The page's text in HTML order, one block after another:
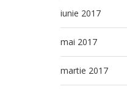
iunie 2017
mai 2017
martie 2017